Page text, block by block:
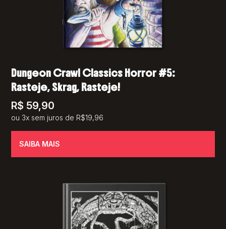
Dungeon Crawl Classics Horror #5:
Rasteje, Skrag, Rasteje!
R$ 59,90
ou 3x sem juros de R$19,96
SAIBA MAIS